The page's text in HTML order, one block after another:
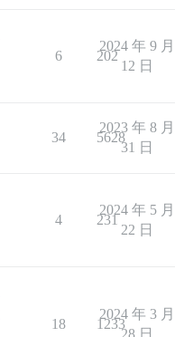
6 202
2024 年 9 月
12 日
34 5628
2023 年 8 月
31 日
4 231
2024 年 5 月
22 日
18 1233
2024 年 3 月
28 日